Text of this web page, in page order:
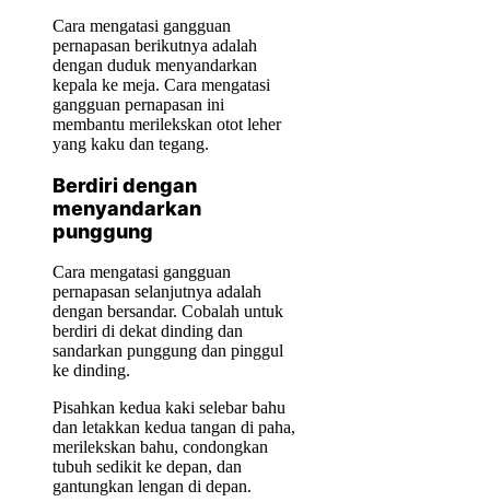
Cara mengatasi gangguan
pernapasan berikutnya adalah
dengan duduk menyandarkan
kepala ke meja. Cara mengatasi
gangguan pernapasan ini
membantu merilekskan otot leher
yang kaku dan tegang.
Berdiri dengan
menyandarkan
punggung
Cara mengatasi gangguan
pernapasan selanjutnya adalah
dengan bersandar. Cobalah untuk
berdiri di dekat dinding dan
sandarkan punggung dan pinggul
ke dinding.
Pisahkan kedua kaki selebar bahu
dan letakkan kedua tangan di paha,
merilekskan bahu, condongkan
tubuh sedikit ke depan, dan
gantungkan lengan di depan.